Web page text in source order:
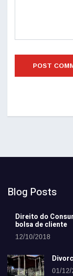
Blog Posts
Direito do
bolsa de cliente
12/10/2018
01/12/